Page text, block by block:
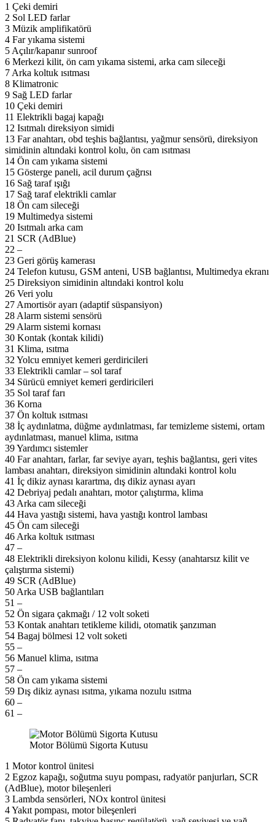
1 Çeki demiri
2 Sol LED farlar
3 Müzik amplifikatörü
4 Far yıkama sistemi
5 Açılır/kapanır sunroof
6 Merkezi kilit, ön cam yıkama sistemi, arka cam sileceği
7 Arka koltuk ısıtması
8 Klimatronic
9 Sağ LED farlar
10 Çeki demiri
11 Elektrikli bagaj kapağı
12 Isıtmalı direksiyon simidi
13 Far anahtarı, obd teşhis bağlantısı, yağmur sensörü, direksiyon
simidinin altındaki kontrol kolu, ön cam ısıtması
14 Ön cam yıkama sistemi
15 Gösterge paneli, acil durum çağrısı
16 Sağ taraf ışığı
17 Sağ taraf elektrikli camlar
18 Ön cam sileceği
19 Multimedya sistemi
20 Isıtmalı arka cam
21 SCR (AdBlue)
22 –
23 Geri görüş kamerası
24 Telefon kutusu, GSM anteni, USB bağlantısı, Multimedya ekranı
25 Direksiyon simidinin altındaki kontrol kolu
26 Veri yolu
27 Amortisör ayarı (adaptif süspansiyon)
28 Alarm sistemi sensörü
29 Alarm sistemi kornası
30 Kontak (kontak kilidi)
31 Klima, ısıtma
32 Yolcu emniyet kemeri gerdiricileri
33 Elektrikli camlar – sol taraf
34 Sürücü emniyet kemeri gerdiricileri
35 Sol taraf farı
36 Korna
37 Ön koltuk ısıtması
38 İç aydınlatma, düğme aydınlatması, far temizleme sistemi, ortam
aydınlatması, manuel klima, ısıtma
39 Yardımcı sistemler
40 Far anahtarı, farlar, far seviye ayarı, teşhis bağlantısı, geri vites
lambası anahtarı, direksiyon simidinin altındaki kontrol kolu
41 İç dikiz aynası karartma, dış dikiz aynası ayarı
42 Debriyaj pedalı anahtarı, motor çalıştırma, klima
43 Arka cam sileceği
44 Hava yastığı sistemi, hava yastığı kontrol lambası
45 Ön cam sileceği
46 Arka koltuk ısıtması
47 –
48 Elektrikli direksiyon kolonu kilidi, Kessy (anahtarsız kilit ve
çalıştırma sistemi)
49 SCR (AdBlue)
50 Arka USB bağlantıları
51 –
52 Ön sigara çakmağı / 12 volt soketi
53 Kontak anahtarı tetikleme kilidi, otomatik şanzıman
54 Bagaj bölmesi 12 volt soketi
55 –
56 Manuel klima, ısıtma
57 –
58 Ön cam yıkama sistemi
59 Dış dikiz aynası ısıtma, yıkama nozulu ısıtma
60 –
61 –
Motor Bölümü Sigorta Kutusu
1 Motor kontrol ünitesi
2 Egzoz kapağı, soğutma suyu pompası, radyatör panjurları, SCR
(AdBlue), motor bileşenleri
3 Lambda sensörleri, NOx kontrol ünitesi
4 Yakıt pompası, motor bileşenleri